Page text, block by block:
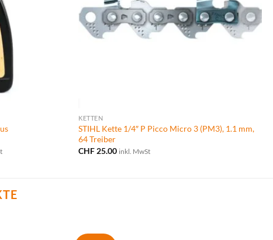
KETTEN
STIHL Kette 1/4″ P Picco Micro 3 (PM3), 1.1 mm,
64 Treiber
CHF 25.00 inkl. MwSt